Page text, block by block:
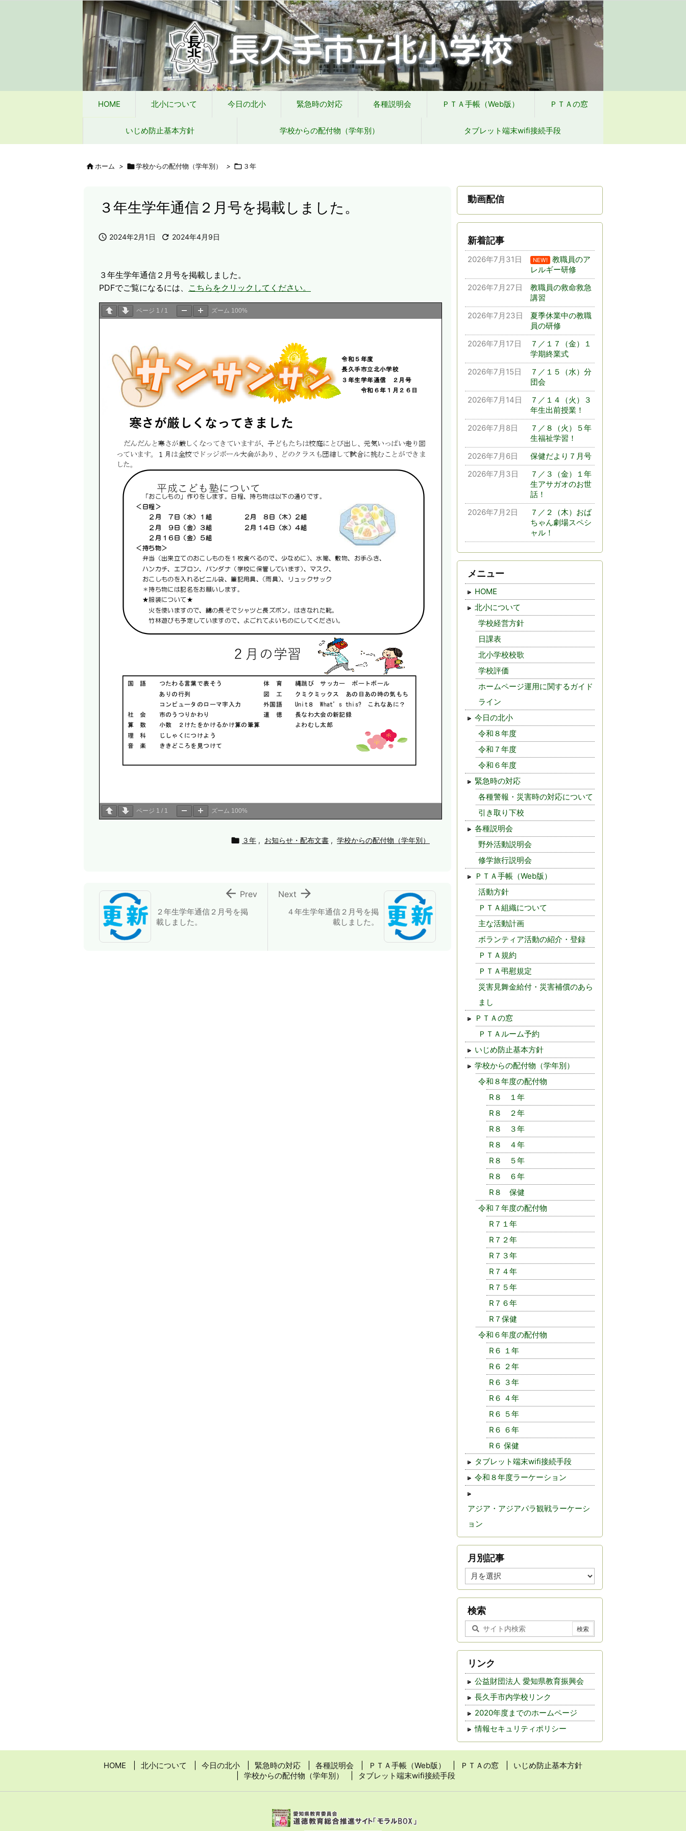
HOME 北小について 今日の北小 緊急時の対応 各種説明会 ＰＴＡ手帳（Web版） ＰＴＡの窓
いじめ防止基本方針 学校からの配付物（学年別） タブレット端末wifi接続手段
HOME 北小について 今日の北小 緊急時の対応 各種説明会 ＰＴＡ手帳（Web版） ＰＴＡの窓 いじめ防止基本方針
学校からの配付物（学年別）
タブレット端末wifi接続手段
ホーム > 学校からの配付物（学年別） >  ３年
３年生学年通信２月号を掲載しました。
 2024年2月1日  2024年4月9日
３年生学年通信２月号を掲載しました。
PDFでご覧になるには、 こちらをクリックしてください。
ページ 1 / 1 ズーム 100%
ページ 1 / 1 ズーム 100%
 ３年 , お知らせ・配布文書 , 学校からの配付物（学年別）
４年生学年通信２月号を掲
載しました。

Next
２年生学年通信２月号を掲
載しました。
 Prev
動画配信
新着記事
2026年7月31日 NEW!
教職員のア
レルギー研修
2026年7月27日
教職員の救命救急
講習
2026年7月23日
夏季休業中の教職
員の研修
2026年7月17日
７／１７（金）１
学期終業式
2026年7月15日
７／１５（水）分
団会
2026年7月14日
７／１４（火）３
年生出前授業！
2026年7月8日
７／８（火）５年
生福祉学習！
2026年7月6日
保健だより７月号
2026年7月3日
７／３（金）１年
生アサガオのお世
話！
2026年7月2日
７／２（木）おば
ちゃん劇場スペシ
ャル！
メニュー
HOME
北小について
学校経営方針
日課表
北小学校校歌
学校評価
ホームページ運用に関するガイド
ライン
今日の北小
令和８年度
令和７年度
令和６年度
緊急時の対応
各種警報・災害時の対応について
引き取り下校
各種説明会
野外活動説明会
修学旅行説明会
ＰＴＡ手帳（Web版）
活動方針
ＰＴＡ組織について
主な活動計画
ボランティア活動の紹介・登録
ＰＴＡ規約
ＰＴＡ弔慰規定
災害見舞金給付・災害補償のあら
まし
ＰＴＡの窓
ＰＴＡルーム予約
いじめ防止基本方針
学校からの配付物（学年別）
令和８年度の配付物
R８ １年
R８ ２年
R８ ３年
R８ ４年
R８ ５年
R８ ６年
R８ 保健
令和７年度の配付物
R７１年
R７２年
R７３年
R７４年
R７５年
R７６年
R７保健
令和６年度の配付物
R６ １年
R６ ２年
R６ ３年
R６ ４年
R６ ５年
R６ ６年
R６ 保健
タブレット端末wifi接続手段
令和８年度ラーケーション
アジア・アジアパラ観戦ラーケーシ
ョン
月別記事
月
別
記
事
検索
リンク
公益財団法人 愛知県教育振興会
長久手市内学校リンク
2020年度までのホームページ
情報セキュリティポリシー
HOME 北小について 今日の北小 緊急時の対応 各種説明会 ＰＴＡ手帳（Web版） ＰＴＡの窓
いじめ防止基本方針
学校からの配付物（学年別）
タブレット端末wifi接続手段